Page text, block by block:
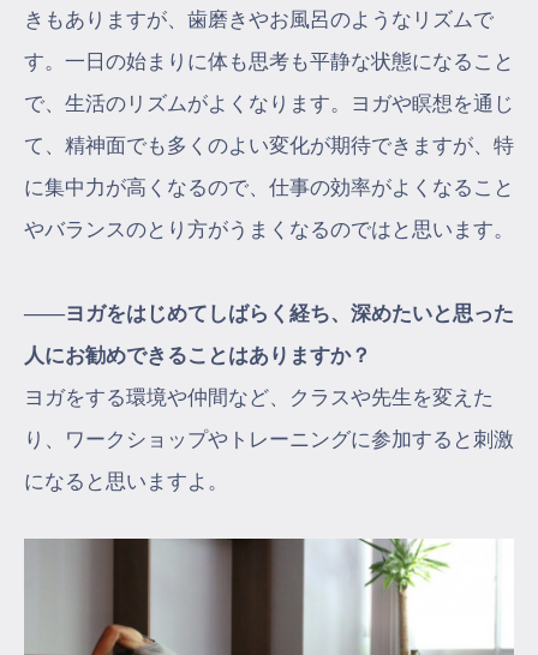
きもありますが、歯磨きやお風呂のようなリズムで
す。一日の始まりに体も思考も平静な状態になること
で、生活のリズムがよくなります。ヨガや瞑想を通じ
て、精神面でも多くのよい変化が期待できますが、特
に集中力が高くなるので、仕事の効率がよくなること
やバランスのとり方がうまくなるのではと思います。
――ヨガをはじめてしばらく経ち、深めたいと思った
人にお勧めできることはありますか？
ヨガをする環境や仲間など、クラスや先生を変えた
り、ワークショップやトレーニングに参加すると刺激
になると思いますよ。